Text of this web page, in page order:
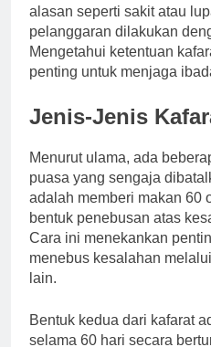
alasan seperti sakit atau
pelanggaran dilakukan
Mengetahui ketentuan
penting untuk menjaga
Jenis-Jenis
Menurut ulama, ada
puasa yang sengaja
adalah memberi makan 60
bentuk penebusan atas
Cara ini menekankan
menebus kesalahan
lain.
Bentuk kedua dari kafarat
selama 60 hari secara